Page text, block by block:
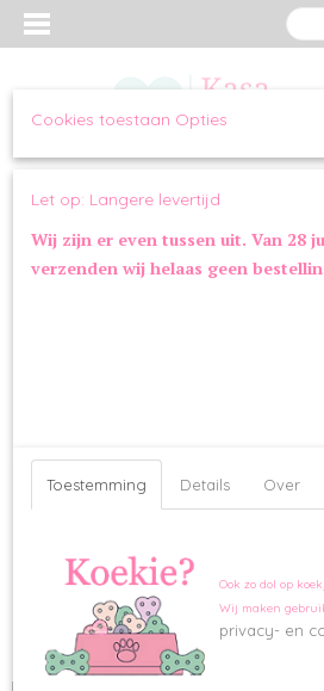
Inloggen
Home>WANDELEN>POEPZAKJES>
Cookies toestaan Opties
Let op: Langere levertijd
Wij zijn er even tussen uit. Van 28
verzenden wij helaas geen
Toestemming Details Over
Ook zo dol op
Wij maken
privacy- en